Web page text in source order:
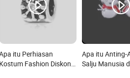
itu Perhiasan
Kostum Fashion Diskon
Apa itu Anting-
Salju Manusia